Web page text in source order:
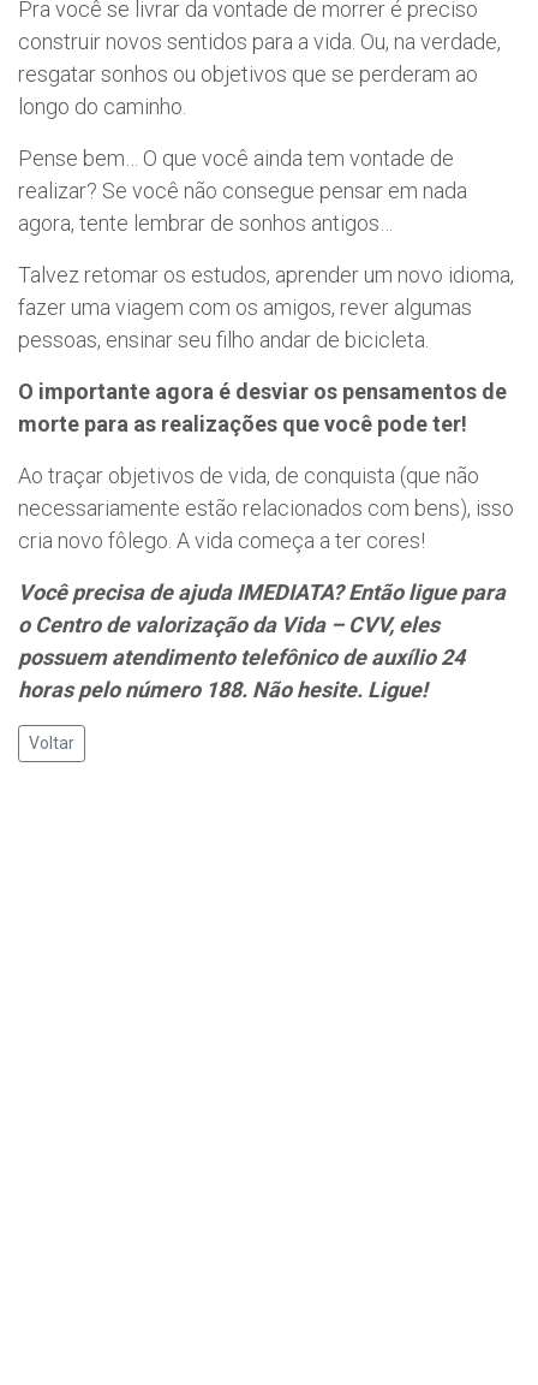
Pra você se livrar da vontade de morrer é preciso
construir novos sentidos para a vida. Ou, na verdade,
resgatar sonhos ou objetivos que se perderam ao
longo do caminho.
Pense bem… O que você ainda tem vontade de
realizar? Se você não consegue pensar em nada
agora, tente lembrar de sonhos antigos…
Talvez retomar os estudos, aprender um novo idioma,
fazer uma viagem com os amigos, rever algumas
pessoas, ensinar seu filho andar de bicicleta.
O importante agora é desviar os pensamentos de
morte para as realizações que você pode ter!
Ao traçar objetivos de vida, de conquista (que não
necessariamente estão relacionados com bens), isso
cria novo fôlego. A vida começa a ter cores!
Você precisa de ajuda IMEDIATA? Então ligue para
o Centro de valorização da Vida – CVV, eles
possuem atendimento telefônico de auxílio 24
horas pelo número 188. Não hesite. Ligue!
Voltar